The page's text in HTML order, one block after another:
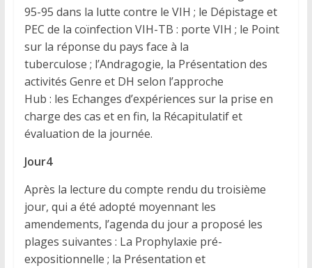
95-95 dans la lutte contre le VIH ; le Dépistage et
PEC de la coïnfection VIH-TB : porte VIH ; le Point
sur la réponse du pays face à la
tuberculose ; l’Andragogie, la Présentation des
activités Genre et DH selon l’approche
Hub : les Echanges d’expériences sur la prise en
charge des cas et en fin, la Récapitulatif et
évaluation de la journée.
Jour4
Après la lecture du compte rendu du troisième
jour, qui a été adopté moyennant les
amendements, l’agenda du jour a proposé les
plages suivantes : La Prophylaxie pré-
expositionnelle ; la Présentation et